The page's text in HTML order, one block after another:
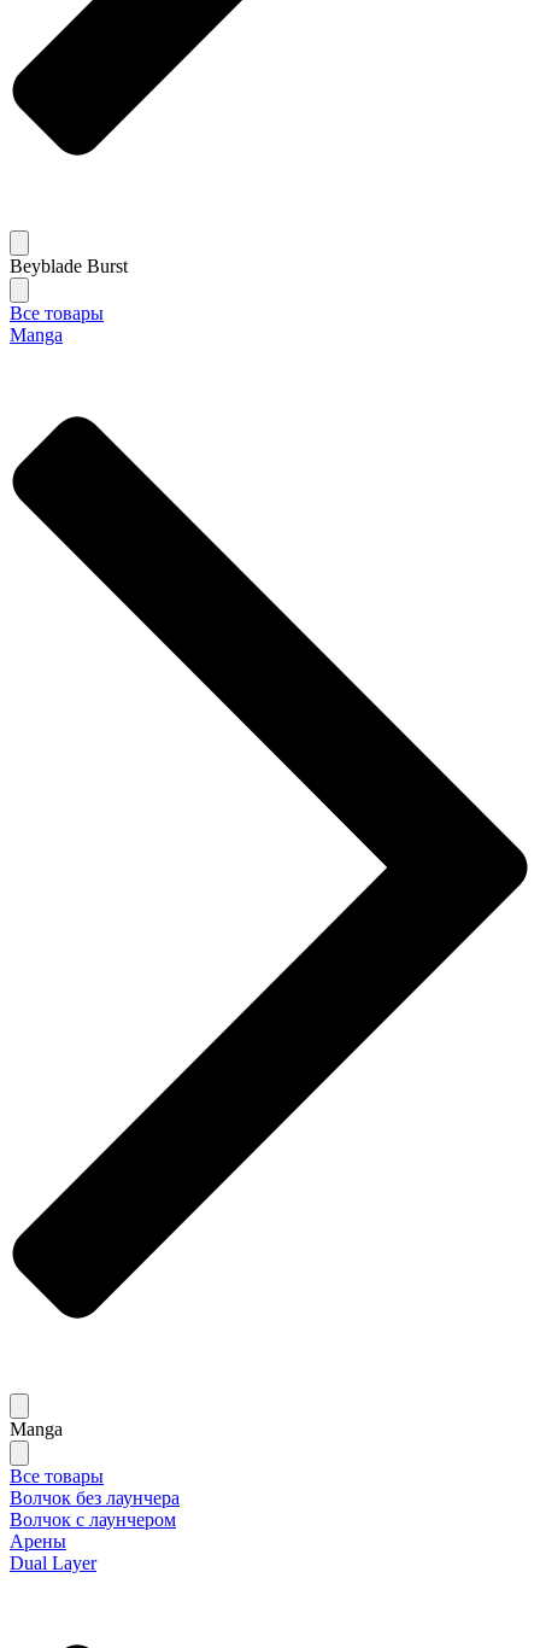
Beyblade Burst
Все товары
Manga
Manga
Все товары
Волчок без лаунчера
Волчок с лаунчером
Арены
Dual Layer